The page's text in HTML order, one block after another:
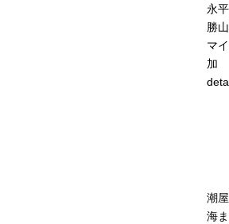
永
勝
マ
加
潮屋
海